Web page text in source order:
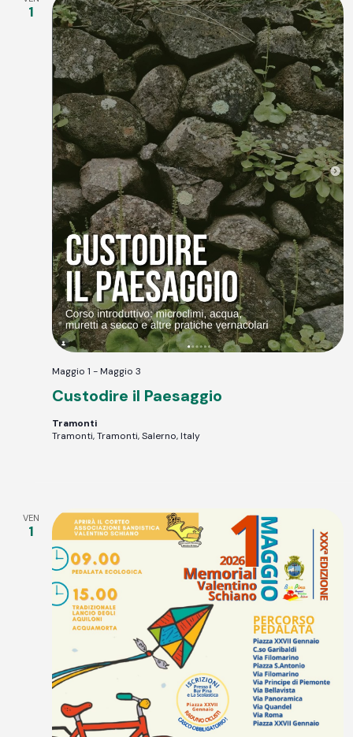
1
Custodire il Paesaggio
Maggio 1 -Maggio 3
Tramonti
Tramonti, Tramonti, Salerno, Italy
VEN
1